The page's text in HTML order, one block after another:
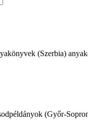
(Szerbia)
(Győr-